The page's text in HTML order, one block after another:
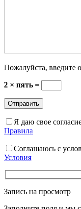
Пожалуйста, введите
2 × пять =
Я даю свое
Правила
Соглашаюсь с
Условия
Запись на просмотр